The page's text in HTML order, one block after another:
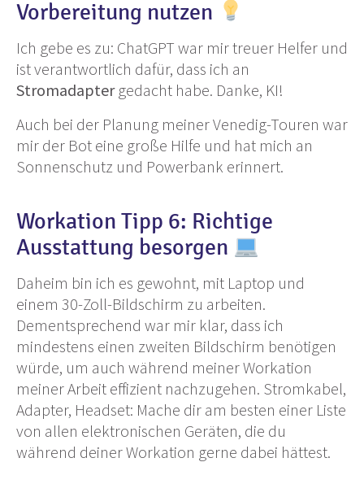
Vorbereitung nutzen
Ich gebe es zu: ChatGPT war mir treuer Helfer und
ist verantwortlich dafür, dass ich an
Stromadaptergedacht habe. Danke, KI!
Auch bei der Planung meiner Venedig-Touren war
mir der Bot eine große Hilfe und hat mich an
Sonnenschutz und Powerbank erinnert.
Workation Tipp 6: Richtige
Ausstattung besorgen
Daheim bin ich es gewohnt, mit Laptop und
einem 30-Zoll-Bildschirm zu arbeiten.
Dementsprechend war mir klar, dass ich
mindestens einen zweiten Bildschirm benötigen
würde, um auch während meiner Workation
meiner Arbeit effizient nachzugehen. Stromkabel,
Adapter, Headset: Mache dir am besten einer Liste
von allen elektronischen Geräten, die du
während deiner Workation gerne dabei hättest.